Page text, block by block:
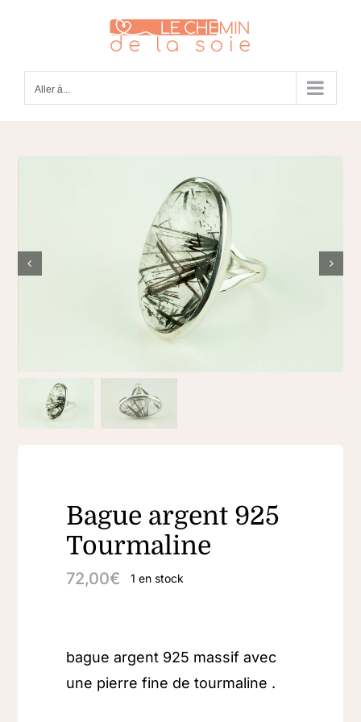
Aller à...
Bague argent 925
Tourmaline
72,00€ 1 en stock
bague argent 925 massif avec
une pierre fine de tourmaline .